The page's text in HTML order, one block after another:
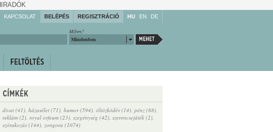
KAPCSOLAT BELÉPÉS REGISZTRÁCIÓ HU EN DE
Miben?
Mindenben
divat (41), házasélet (71), humor (594), öltözködés (14), pénz (88),
reklám (2), royal orfeum (23), szegénység (42), szerencsejáték (2),
szórakozás (144), zongora (1074)